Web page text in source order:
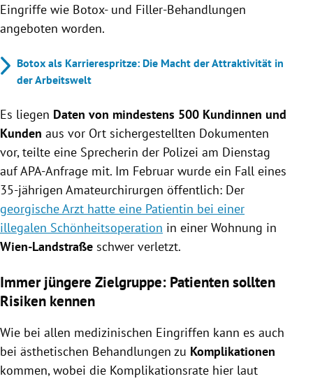
Eingriffe wie Botox- und Filler-Behandlungen
angeboten worden.
Botox als Karrierespritze: Die Macht der Attraktivität in
der Arbeitswelt
Es liegen Daten von mindestens 500 Kundinnen und
Kunden aus vor Ort sichergestellten Dokumenten
vor, teilte eine Sprecherin der Polizei am Dienstag
auf APA-Anfrage mit. Im Februar wurde ein Fall eines
35-jährigen Amateurchirurgen öffentlich: Der
georgische Arzt hatte eine Patientin bei einer
illegalen Schönheitsoperation in einer Wohnung in
Wien-Landstraße schwer verletzt.
Immer jüngere Zielgruppe: Patienten sollten
Risiken kennen
Wie bei allen medizinischen Eingriffen kann es auch
bei ästhetischen Behandlungen zu Komplikationen
kommen, wobei die Komplikationsrate hier laut